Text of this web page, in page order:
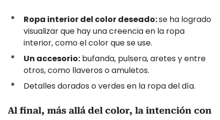
Ropa interior del color deseado:se ha logrado
visualizar que hay una creencia en la ropa
interior, como el color que se use.
Un accesorio: bufanda, pulsera, aretes y entre
otros, como llaveros o amuletos.
Detalles dorados o verdes en la ropa del día.
Al final, más allá del color, la intención con